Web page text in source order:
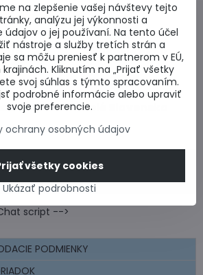
Najlepšie ceny
Celé Slovensko
NÁKUP
A VÝPOČTY
script -->
PODMIENKY
na zlepšenie vašej návštevy tejto
analýzu jej výkonnosti a
údajov o jej používaní. Na tento účel
nástroje a služby tretích strán a
sa môžu preniesť k partnerom v EÚ,
krajinách. Kliknutím na „Prijať všetky
svoj súhlas s týmto spracovaním.
podrobné informácie alebo upraviť
svoje preferencie.
ochrany osobných údajov
Ukázať podrobnosti
všetky cookies